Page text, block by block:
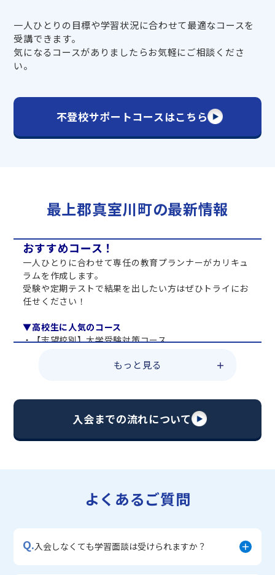
一人ひとりの目標や学習状況に合わせて最適なコースを
受講できます。
気になるコースがありましたらお気軽にご相談くださ
い。
不登校サポートコースはこちら
最上郡真室川町の最新情報
おすすめコース！
一人ひとりに合わせて専任の教育プランナーがカリキュ
ラムを作成します。
受験や定期テストで結果を出したい方はぜひトライにお
任せください！
▼高校生に人気のコース
・【志望校別】大学受験対策コース
・総合型選抜直前対策コース
・【志望校別】公立・私立高校受験対策コース
・宿題サポートコース
・学習習慣定着コース
もっと見る
入会までの流れについて
よくあるご質問
Q.入会しなくても学習面談は受けられますか？